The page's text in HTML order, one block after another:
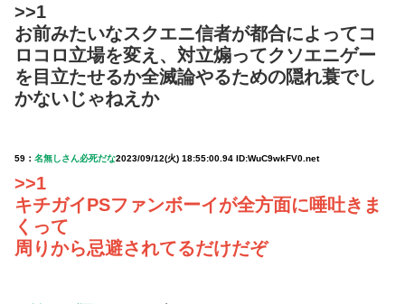
>>1
お前みたいなスクエニ信者が都合によってコ
ロコロ立場を変え、対立煽ってクソエニゲー
を目立たせるか全滅論やるための隠れ蓑でし
かないじゃねえか
59： 名無しさん必死だな2023/09/12(火) 18:55:00.94 ID:WuC9wkFV0.net
>>1
キチガイPSファンボーイが全方面に唾吐きま
くって
周りから忌避されてるだけだぞ